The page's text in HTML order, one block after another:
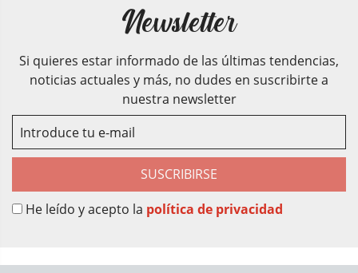
Newsletter
Si quieres estar informado de las últimas tendencias,
noticias actuales y más, no dudes en suscribirte a
nuestra newsletter
SUSCRIBIRSE
He leído y acepto la política de privacidad